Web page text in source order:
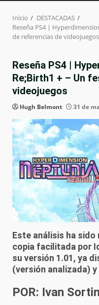
Inicio
DESTACADAS
Reseña PS4 |
de referencias de videojuegos
Reseña PS4 |
Re;Birth1 + – Un
videojuegos
Hugh Belmont 31 de
Este análisis ha
copia facilitada por
su versión 1.01, ya
(versión analizada) y
POR: Ivan